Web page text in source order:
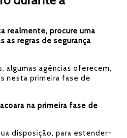
realmente, procure uma
as regras de segurança
algumas agências oferecem,
nesta primeira fase de
na primeira fase de
disposição, para estender-